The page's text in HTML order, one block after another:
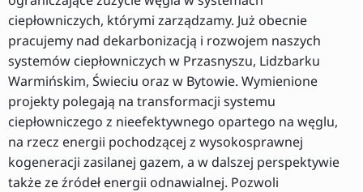
ciepłowniczych, którymi zarządzamy. Już obecnie
pracujemy nad dekarbonizacją i rozwojem naszych
systemów ciepłowniczych w Przasnyszu, Lidzbarku
Warmińskim, Świeciu oraz w Bytowie. Wymienione
projekty polegają na transformacji systemu
ciepłowniczego z nieefektywnego opartego na węglu,
na rzecz energii pochodzącej z wysokosprawnej
kogeneracji zasilanej gazem, a w dalszej perspektywie
także ze źródeł energii odnawialnej. Pozwoli